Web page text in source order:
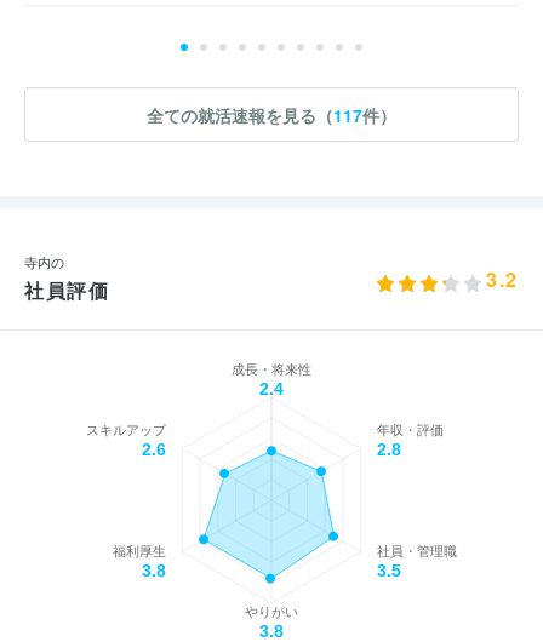
全ての就活速報を見る（117件）
寺内の
社員評価 3.2
成長・将来性
2.4
年収・評価
2.8
社員・管理職
3.5
やりがい
3.8
福利厚生
3.8
スキルアップ
2.6